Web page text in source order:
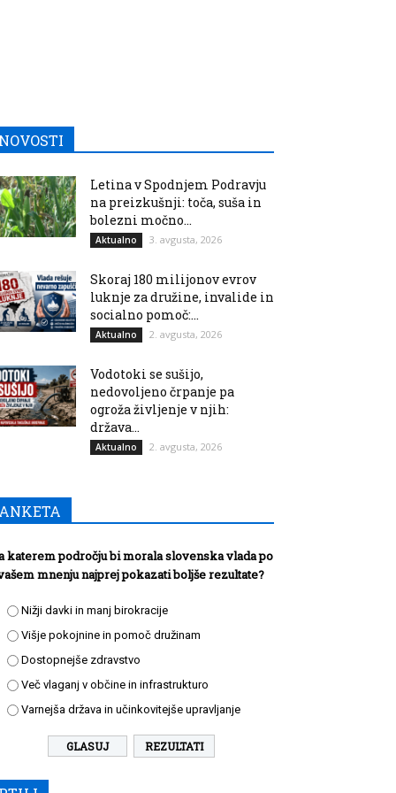
Letina v Spodnjem Podravju
na preizkušnji: toča, suša in
bolezni močno...
Aktualno 3. avgusta, 2026
Skoraj 180 milijonov evrov
luknje za družine, invalide in
socialno pomoč:...
Aktualno 2. avgusta, 2026
Vodotoki se sušijo,
nedovoljeno črpanje pa
ogroža življenje v njih:
država...
Aktualno 2. avgusta, 2026
katerem področju bi morala slovenska vlada po
mnenju najprej pokazati boljše rezultate?
Nižji davki in manj birokracije
Višje pokojnine in pomoč družinam
Dostopnejše zdravstvo
Več vlaganj v občine in infrastrukturo
Varnejša država in učinkovitejše upravljanje
REZULTATI